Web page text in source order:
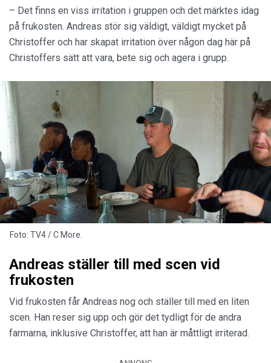
– Det finns en viss irritation i gruppen och det märktes idag
på frukosten. Andreas stör sig väldigt, väldigt mycket på
Christoffer och har skapat irritation över någon dag här på
Christoffers sätt att vara, bete sig och agera i grupp.
Foto: TV4 / C More.
Andreas ställer till med scen vid
frukosten
Vid frukosten får Andreas nog och ställer till med en liten
scen. Han reser sig upp och gör det tydligt för de andra
farmarna, inklusive Christoffer, att han är måttligt irriterad.